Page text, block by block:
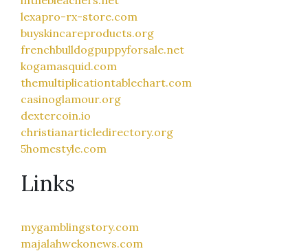
lexapro-rx-store.com
buyskincareproducts.org
frenchbulldogpuppyforsale.net
kogamasquid.com
themultiplicationtablechart.com
casinoglamour.org
dextercoin.io
christianarticledirectory.org
5homestyle.com
Links
mygamblingstory.com
majalahwekonews.com